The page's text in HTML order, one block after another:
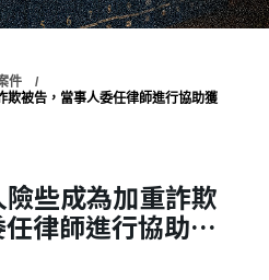
件
欺被告，當事人委任律師進行協助獲
些成為加重詐欺
律師進行協助獲